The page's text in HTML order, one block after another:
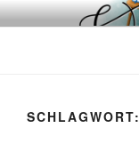
Zum
InhaltVon Büchern erzählen
SCHLAGWORT: